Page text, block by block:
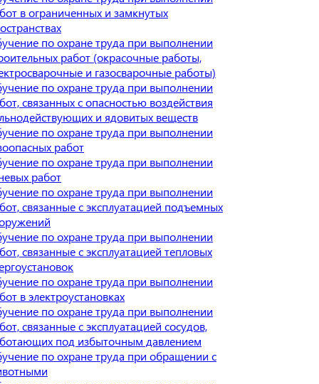
в ограниченных и замкнутых
по охране труда при выполнении
работ (окрасочные работы,
и газосварочные работы)
по охране труда при выполнении
связанных с опасностью воздействия
и ядовитых веществ
по охране труда при выполнении
работ
по охране труда при выполнении
работ
по охране труда при выполнении
связанные с эксплуатацией подъемных
по охране труда при выполнении
связанные с эксплуатацией тепловых
по охране труда при выполнении
в электроустановках
по охране труда при выполнении
связанные с эксплуатацией сосудов,
под избыточным давлением
по охране труда при обращении с